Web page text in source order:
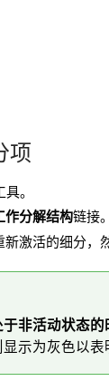
项
具。
作分解结构链接。
激活的细分，
非活动状态的
示为灰色以表